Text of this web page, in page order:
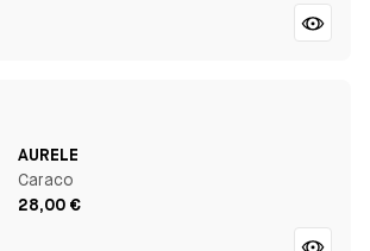
AURELE
Caraco
28,00 €